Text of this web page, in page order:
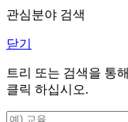
관심분야 검색
닫기
트리 또는 검색을 통
클릭 하십시오.